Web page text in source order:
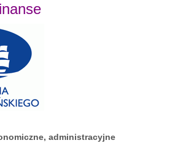
administracyjne